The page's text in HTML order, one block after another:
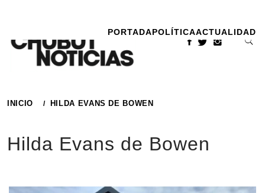
contenido
PORTADAPOLÍTICAACTUALIDAD
INICIO HILDA EVANS DE BOWEN
Hilda Evans de Bowen